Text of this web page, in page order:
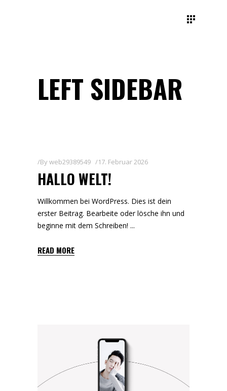
LEFT SIDEBAR
Byweb29389549 17. Februar 2026
HALLO WELT!
Willkommen bei WordPress. Dies ist dein
erster Beitrag. Bearbeite oder lösche ihn und
beginne mit dem Schreiben!
READ MORE